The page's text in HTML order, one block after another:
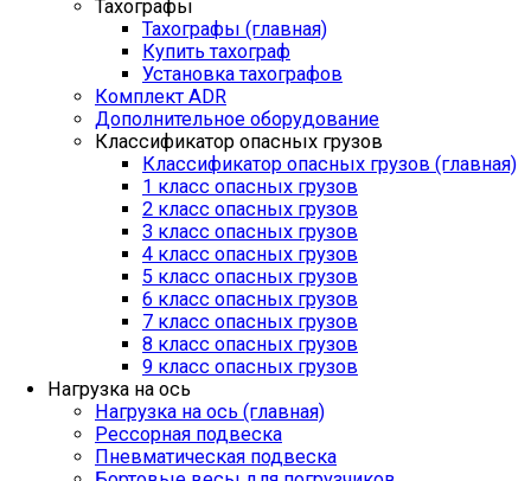
Тахографы
Тахографы (главная)
Купить тахограф
Установка тахографов
Комплект ADR
Дополнительное оборудование
Классификатор опасных грузов
Классификатор опасных грузов (главная)
1 класс опасных грузов
2 класс опасных грузов
3 класс опасных грузов
4 класс опасных грузов
5 класс опасных грузов
6 класс опасных грузов
7 класс опасных грузов
8 класс опасных грузов
9 класс опасных грузов
Нагрузка на ось
Нагрузка на ось (главная)
Рессорная подвеска
Пневматическая подвеска